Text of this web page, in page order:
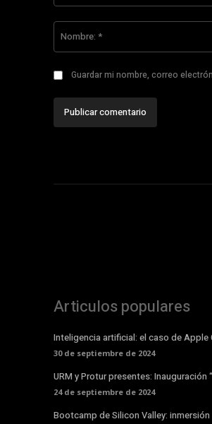
Guardar mi nombre, correo
Articulos populares
Inteligencia artificial: el caso de Apple
30 de septiembre de 2024
URM y Protur presentes: Inauguración
24 de septiembre de 2024
Bootcamp de Silicon Valley: inmersión